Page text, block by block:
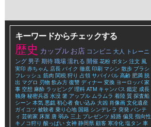
キーワードからチェックする
歴史 カップル お店 コンビニ 大人
トレーニ
ング 男子 期待 職場 濡れる 開催 花粉 ボタン 注文 風
実印 赤ちゃん 店長 バイク 徹底 印刷 マシン 散歩 ブラシ
フレッシュ 筋肉 関税 狩り 占領 サバイバル 高齢 肥満 脱
出 マグロ 刃物 飲み方 復讐 ディナー 変換 ヨーロッパ 家
事 空想 麻酔 ラッピング 理科 ATM キャンパス 鑑定 成長
独身 秘密兵器 水没 箸 アップル ムラムラ 着陸 質 探査船
シーン 本気 悪戯 初心者 食い込み 大凶 肖像画 文化遺産
ガイコツ 被験者 乗り心地 国籍 シンデレラ 突発 パンテ
ィ 芸術家 床屋 唐 弱み 三上 プレゼンツ 経路 偏見 指向性
キノコ狩り 酸っぱい 女神 静岡県 顧客 寒冷化 塩タン 車